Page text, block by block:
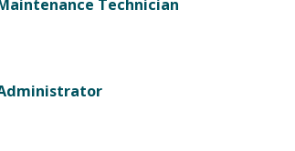
Technician